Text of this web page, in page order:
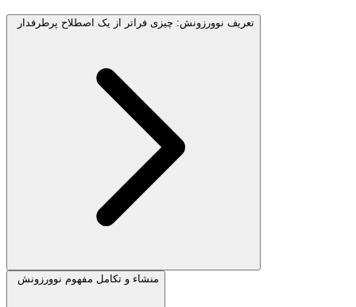
تعریف نوورزونش: چیزی فراتر از یک اصطلاح پرطرفدار
منشاء و تکامل مفهوم نوورزونش